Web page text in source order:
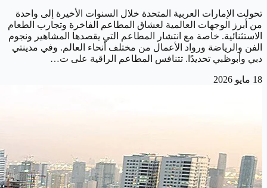
تحولت الإمارات العربية المتحدة خلال السنوات الأخيرة إلى واحدة
من أبرز الوجهات العالمية لعشاق المطاعم الفاخرة وتجارب الطعام
الاستثنائية. خاصة مع انتشار المطاعم التي يقصدها المشاهير ونجوم
الفن والرياضة ورواد الأعمال من مختلف أنحاء العالم. وفي مدينتي
دبي وأبوظبي تحديدًا. تتنافس المطاعم الراقية على ت…
18 مايو 2026